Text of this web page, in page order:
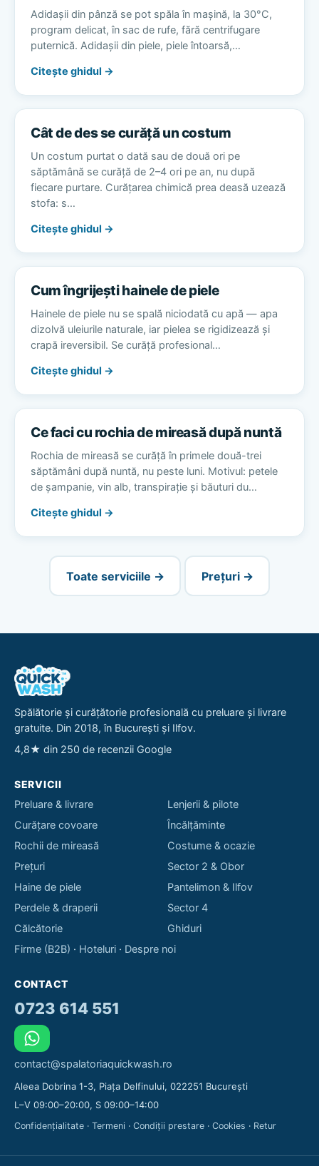
Adidașii din pânză se pot spăla în mașină, la 30°C,
program delicat, în sac de rufe, fără centrifugare
puternică. Adidașii din piele, piele întoarsă,…
Citește ghidul →
Cât de des se curăță un costum
Un costum purtat o dată sau de două ori pe
săptămână se curăță de 2–4 ori pe an, nu după
fiecare purtare. Curățarea chimică prea deasă uzează
stofa: s…
Citește ghidul →
Cum îngrijești hainele de piele
Hainele de piele nu se spală niciodată cu apă — apa
dizolvă uleiurile naturale, iar pielea se rigidizează și
crapă ireversibil. Se curăță profesional…
Citește ghidul →
Ce faci cu rochia de mireasă după nuntă
Rochia de mireasă se curăță în primele două-trei
săptămâni după nuntă, nu peste luni. Motivul: petele
de șampanie, vin alb, transpirație și băuturi du…
Citește ghidul →
Toate serviciile → Prețuri →
Spălătorie și curățătorie profesională cu preluare și livrare
gratuite. Din 2018, în București și Ilfov.
4,8★ din 250 de recenzii Google
SERVICII
Preluare & livrare
Curățare covoare
Rochii de mireasă
Prețuri
Haine de piele
Perdele & draperii
Călcătorie
Lenjerii & pilote
Încălțăminte
Costume & ocazie
Sector 2 & Obor
Pantelimon & Ilfov
Sector 4
Ghiduri
Firme (B2B) · Hoteluri · Despre noi
CONTACT
0723 614 551
contact@spalatoriaquickwash.ro
Aleea Dobrina 1-3, Piața Delfinului, 022251 București
L–V 09:00–20:00, S 09:00–14:00
Confidențialitate · Termeni · Condiții prestare · Cookies · Retur